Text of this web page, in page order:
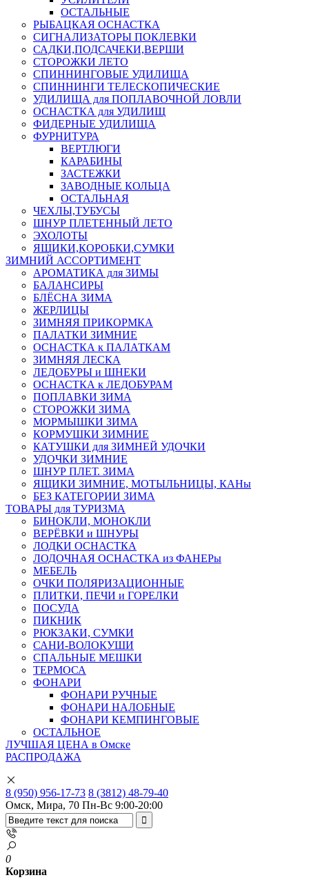
ОСТАЛЬНЫЕ
РЫБАЦКАЯ ОСНАСТКА
СИГНАЛИЗАТОРЫ ПОКЛЕВКИ
САДКИ,ПОДСАЧЕКИ,ВЕРШИ
СТОРОЖКИ ЛЕТО
СПИННИНГОВЫЕ УДИЛИЩА
СПИННИНГИ ТЕЛЕСКОПИЧЕСКИЕ
УДИЛИЩА для ПОПЛАВОЧНОЙ ЛОВЛИ
ОСНАСТКА для УДИЛИЩ
ФИДЕРНЫЕ УДИЛИЩА
ФУРНИТУРА
ВЕРТЛЮГИ
КАРАБИНЫ
ЗАСТЕЖКИ
ЗАВОДНЫЕ КОЛЬЦА
ОСТАЛЬНАЯ
ЧЕХЛЫ,ТУБУСЫ
ШНУР ПЛЕТЕННЫЙ ЛЕТО
ЭХОЛОТЫ
ЯЩИКИ,КОРОБКИ,СУМКИ
ЗИМНИЙ АССОРТИМЕНТ
АРОМАТИКА для ЗИМЫ
БАЛАНСИРЫ
БЛЁСНА ЗИМА
ЖЕРЛИЦЫ
ЗИМНЯЯ ПРИКОРМКА
ПАЛАТКИ ЗИМНИЕ
ОСНАСТКА к ПАЛАТКАМ
ЗИМНЯЯ ЛЕСКА
ЛЕДОБУРЫ и ШНЕКИ
ОСНАСТКА к ЛЕДОБУРАМ
ПОПЛАВКИ ЗИМА
СТОРОЖКИ ЗИМА
МОРМЫШКИ ЗИМА
КОРМУШКИ ЗИМНИЕ
КАТУШКИ для ЗИМНЕЙ УДОЧКИ
УДОЧКИ ЗИМНИЕ
ШНУР ПЛЕТ. ЗИМА
ЯЩИКИ ЗИМНИЕ, МОТЫЛЬНИЦЫ, КАНы
БЕЗ КАТЕГОРИИ ЗИМА
ТОВАРЫ для ТУРИЗМА
БИНОКЛИ, МОНОКЛИ
ВЕРЁВКИ и ШНУРЫ
ЛОДКИ ОСНАСТКА
ЛОДОЧНАЯ ОСНАСТКА из ФАНЕРы
МЕБЕЛЬ
ОЧКИ ПОЛЯРИЗАЦИОННЫЕ
ПЛИТКИ, ПЕЧИ и ГОРЕЛКИ
ПОСУДА
ПИКНИК
РЮКЗАКИ, СУМКИ
САНИ-ВОЛОКУШИ
СПАЛЬНЫЕ МЕШКИ
ТЕРМОСА
ФОНАРИ
ФОНАРИ РУЧНЫЕ
ФОНАРИ НАЛОБНЫЕ
ФОНАРИ КЕМПИНГОВЫЕ
ОСТАЛЬНОЕ
ЛУЧШАЯ ЦЕНА в Омске
РАСПРОДАЖА
8 (950) 956-17-73 8 (3812) 48-79-40
Омск, Мира, 70 Пн-Вс 9:00-20:00
0
Корзина